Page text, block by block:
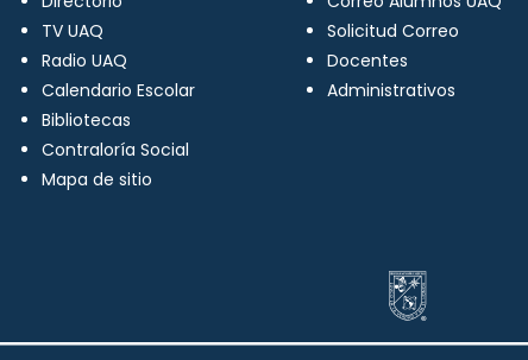
TV UAQ
Radio UAQ
Calendario Escolar
Bibliotecas
Contraloría Social
Mapa de sitio
Solicitud Correo
Docentes
Administrativos